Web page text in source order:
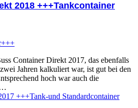
2018 +++Tankcontainer
Container Direkt 2017, das ebenfalls
Jahren kalkuliert war, ist gut bei den
hoch war auch die